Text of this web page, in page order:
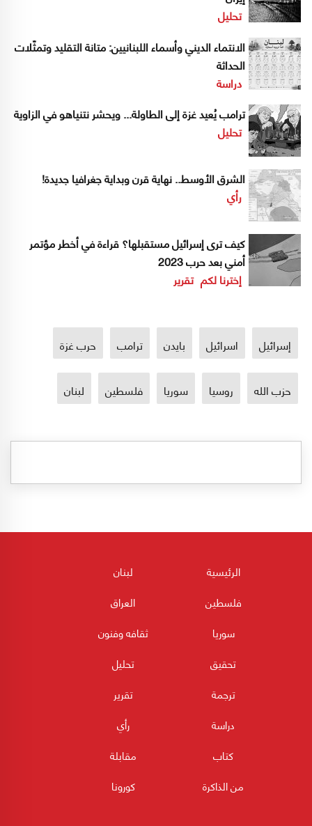
تحليل
الانتماء الديني وأسماء اللبنانيين: متانة التقليد وتمثّلات
الحداثة
دراسة
ترامب يُعيد غزة إلى الطاولة... ويحشر نتنياهو في الزاوية
تحليل
الشرق الأوسط.. نهاية قرن وبداية جغرافيا جديدة!
رأي
كيف ترى إسرائيل مستقبلها؟ قراءة في أخطر مؤتمر
أمني بعد حرب 2023
إخترنا لكم تقرير
إسرائيل اسرائيل بايدن ترامب حرب غزة
حزب الله روسيا سوريا فلسطين لبنان
الرئيسية
لبنان
فلسطين
العراق
سوريا
ثقافه وفنون
تحقيق
تحليل
ترجمة
تقرير
دراسة
رأي
كتاب
مقابلة
من الذاكرة
كورونا